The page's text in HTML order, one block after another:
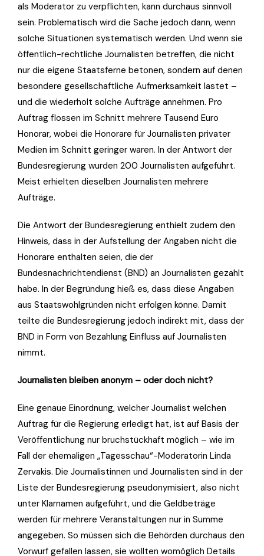
als Moderator zu verpflichten, kann durchaus sinnvoll
sein. Problematisch wird die Sache jedoch dann, wenn
solche Situationen systematisch werden. Und wenn sie
öffentlich-rechtliche Journalisten betreffen, die nicht
nur die eigene Staatsferne betonen, sondern auf denen
besondere gesellschaftliche Aufmerksamkeit lastet –
und die wiederholt solche Aufträge annehmen. Pro
Auftrag flossen im Schnitt mehrere Tausend Euro
Honorar, wobei die Honorare für Journalisten privater
Medien im Schnitt geringer waren. In der Antwort der
Bundesregierung wurden 200 Journalisten aufgeführt.
Meist erhielten dieselben Journalisten mehrere
Aufträge.
Die Antwort der Bundesregierung enthielt zudem den
Hinweis, dass in der Aufstellung der Angaben nicht die
Honorare enthalten seien, die der
Bundesnachrichtendienst (BND) an Journalisten gezahlt
habe. In der Begründung hieß es, dass diese Angaben
aus Staatswohlgründen nicht erfolgen könne. Damit
teilte die Bundesregierung jedoch indirekt mit, dass der
BND in Form von Bezahlung Einfluss auf Journalisten
nimmt.
Journalisten bleiben anonym – oder doch nicht?
Eine genaue Einordnung, welcher Journalist welchen
Auftrag für die Regierung erledigt hat, ist auf Basis der
Veröffentlichung nur bruchstückhaft möglich – wie im
Fall der ehemaligen „Tagesschau“-Moderatorin Linda
Zervakis. Die Journalistinnen und Journalisten sind in der
Liste der Bundesregierung pseudonymisiert, also nicht
unter Klarnamen aufgeführt, und die Geldbeträge
werden für mehrere Veranstaltungen nur in Summe
angegeben. So müssen sich die Behörden durchaus den
Vorwurf gefallen lassen, sie wollten womöglich Details